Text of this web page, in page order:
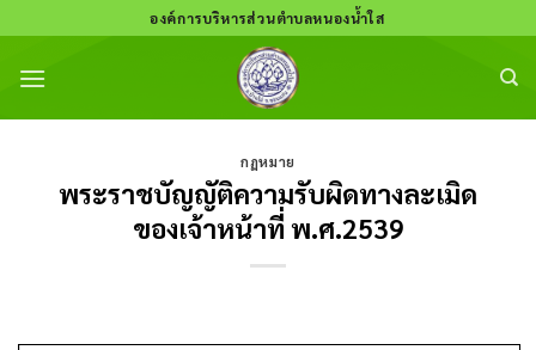
to
content
องค์การบริหารส่วนตำบลหนองน้ำใส
กฏหมาย
พระราชบัญญัติความรับผิดทางละเมิด
ของเจ้าหน้าที่ พ.ศ.2539